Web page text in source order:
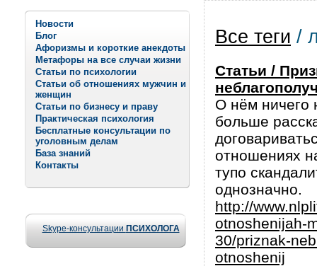
Новости
Блог
Афоризмы и короткие анекдоты
Метафоры на все случаи жизни
Статьи по психологии
Статьи об отношениях мужчин и
женщин
Статьи по бизнесу и праву
Практическая психология
Бесплатные консультации по
уголовным делам
База знаний
Контакты
Skype-консультации ПСИХОЛОГА
Все теги /
Статьи /
О нём ничего
больше
отношениях
тупо
однозначно.
http://
otnoshenijah-
30/priznak-
otnoshenij